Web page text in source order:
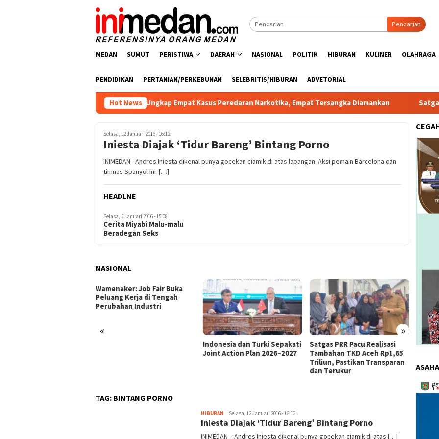
Pencarian
MEDAN SUMUT PERISTIWA DAERAH NASIONAL POLITIK HIBURAN KULINER OLAHRAGA
PENDIDIKAN PERTANIAN/PERKEBUNAN SELEBRITIS/HIBURAN ADVETORIAL
Hot News
Polres Batu Bara Ungkap Empat Kasus Peredaran Narkotika, Empat Tersangka Diamankan Satgas PRR Pacu
Selasa, 12 Januari 2016 - 16:12
Iniesta Diajak ‘Tidur Bareng’ Bintang Porno
INIMEDAN - Andres Iniesta dikenal punya gocekan ciamik di atas lapangan. Aksi pemain Barcelona dan
timnas Spanyol ini […]
HEADLNE
Selasa, 5 Januari 2016 - 15:08
Cerita Miyabi Malu-malu
Beradegan Seks
NASIONAL
« »
Satgas PRR Pacu Realisasi
Tambahan TKD Aceh Rp1,65
Kemnaker Berhasil Mediasi
Perselisihan PHK PT Amos
Indah Indonesia Perselisihan
PHK PT Amos Indah Indonesia
The
TAG: BINTANG PORNO
HIBURAN redaksi
Selasa, 12 Januari 2016 - 16:12
Iniesta Diajak ‘Tidur Bareng’ Bintang Porno
INIMEDAN – Andres Iniesta dikenal punya gocekan ciamik di atas […]
Video